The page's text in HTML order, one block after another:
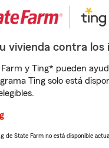
vivienda contra los
y Ting* pueden
Ting solo está
de State Farm no está disponible